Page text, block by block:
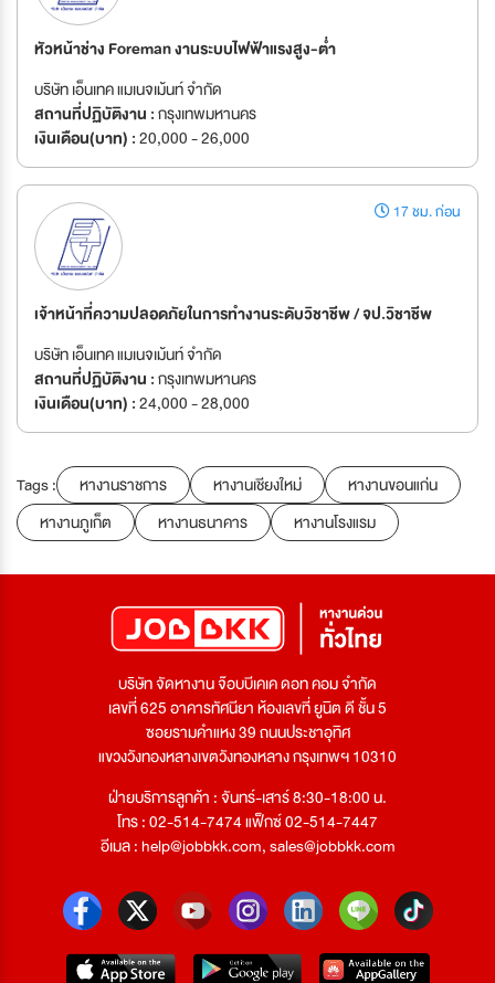
หัวหน้าช่าง Foreman งานระบบไฟฟ้าแรงสูง-ต่ำ
บริษัท เอ็นเทค แมเนจเม้นท์ จำกัด
สถานที่ปฏิบัติงาน :กรุงเทพมหานคร
เงินเดือน(บาท) :20,000 - 26,000
17 ชม. ก่อน
เจ้าหน้าที่ความปลอดภัยในการทำงานระดับวิชาชีพ / จป.วิชาชีพ
บริษัท เอ็นเทค แมเนจเม้นท์ จำกัด
สถานที่ปฏิบัติงาน :กรุงเทพมหานคร
เงินเดือน(บาท) :24,000 - 28,000
Tags : หางานราชการ หางานเชียงใหม่
หางานขอนแก่น
หางานภูเก็ต
หางานธนาคาร หางานโรงแรม
บริษัท จัดหางาน จ๊อบบีเคเค ดอท คอม จำกัด
เลขที่ 625 อาคารทัศนียา ห้องเลขที่ ยูนิต ดี ชั้น 5
ซอยรามคำแหง 39 ถนนประชาอุทิศ
แขวงวังทองหลางเขตวังทองหลาง กรุงเทพฯ 10310
ฝ่ายบริการลูกค้า : จันทร์-เสาร์ 8:30-18:00 น.
โทร : 02-514-7474 แฟ็กซ์ 02-514-7447
อีเมล :help@jobbkk.com,sales@jobbkk.com